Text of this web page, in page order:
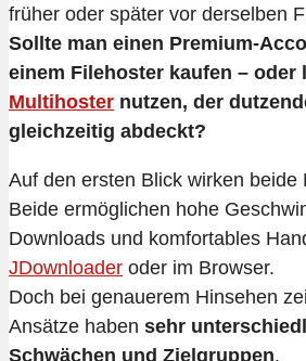
früher oder später vor derselben
Sollte man einen Premium-
einem Filehoster kaufen – oder
Multihoster nutzen, der
gleichzeitig abdeckt?
Auf den ersten Blick wirken beide
Beide ermöglichen hohe
Downloads und komfortables
JDownloader oder im Browser.
Doch bei genauerem Hinsehen
Ansätze haben sehr
Schwächen und Zielgruppen.